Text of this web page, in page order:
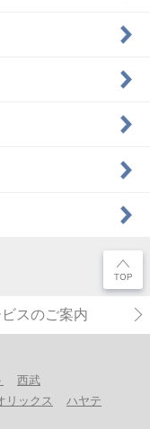
スのご案内
西武
リックス
ハヤテ